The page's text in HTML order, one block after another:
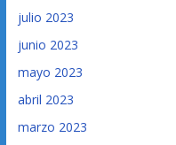
julio 2023
junio 2023
mayo 2023
abril 2023
marzo 2023